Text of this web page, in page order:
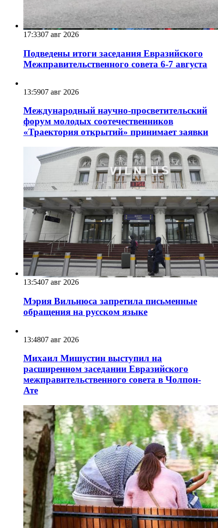
17:3307 авг 2026
Подведены итоги заседания Евразийского
Межправительственного совета 6-7 августа
13:5907 авг 2026
Международный научно-просветительский
форум молодых соотечественников
«Траектория открытий» принимает заявки
13:5407 авг 2026
Мэрия Вильнюса запретила письменные
обращения на русском языке
13:4807 авг 2026
Михаил Мишустин выступил на
расширенном заседании Евразийского
межправительственного совета в Чолпон-
Ате